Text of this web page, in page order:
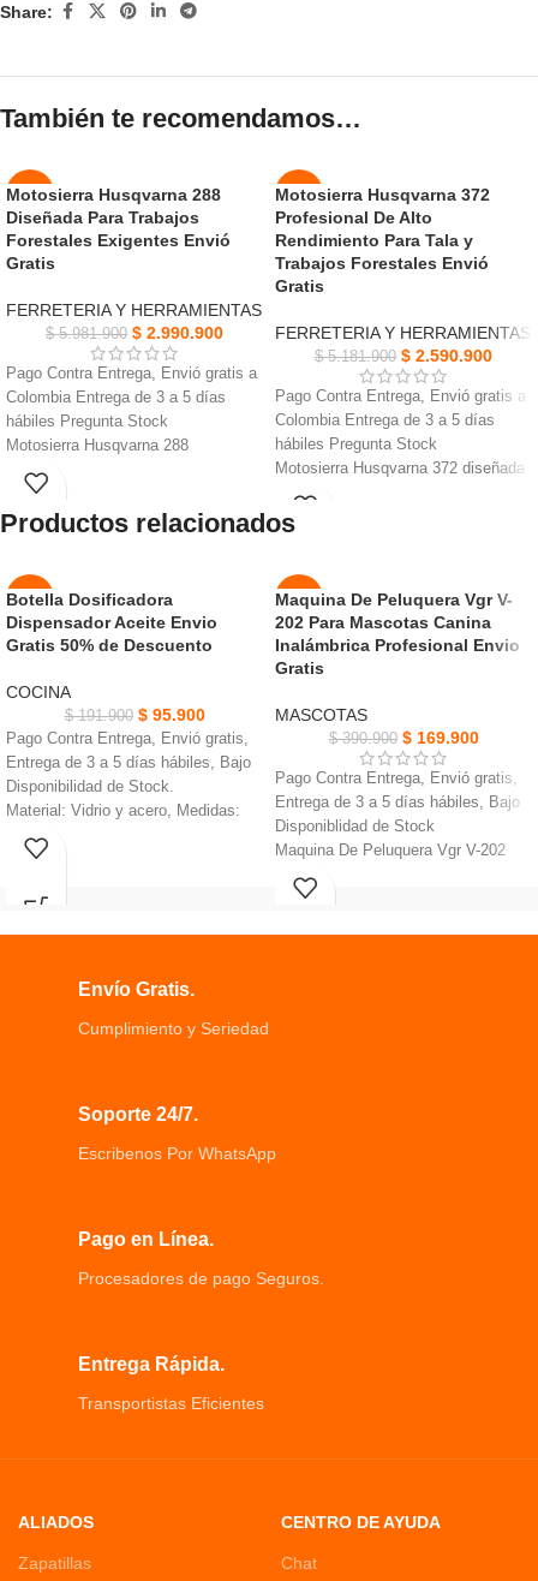
Share:
También te recomendamos…
-50%
Motosierra Husqvarna 288
Diseñada Para Trabajos
Forestales Exigentes Envió
Gratis
FERRETERIA Y HERRAMIENTAS
$5.981.900 $ 2.990.900
Pago Contra Entrega, Envió gratis a
Colombia Entrega de 3 a 5 días
hábiles Pregunta Stock
Motosierra Husqvarna 288
profesional de gran cilindrada,
diseñada para trabajos forestales
Excelente relación potencia/peso
Para trabajos forestales exigentes,
tala de árboles grandes y corte
intensivo de madera
-50%
Motosierra Husqvarna 372
Profesional De Alto
Rendimiento Para Tala y
Trabajos Forestales Envió
Gratis
FERRETERIA Y HERRAMIENTAS
$5.181.900 $ 2.590.900
Pago Contra Entrega, Envió gratis a
Colombia Entrega de 3 a 5 días
hábiles Pregunta Stock
Motosierra Husqvarna 372 diseñada
para tala, apeo y trabajos forestales
intensivos
prolonga la vida útil
Potente, resistente y confiable, con
excelente capacidad de corte y gran
durabilidad
excelente capacidad de corte y
construcción robusta
Productos relacionados
-50%
NUEVO
Botella Dosificadora
Dispensador Aceite Envio
Gratis 50% de Descuento
COCINA
$191.900 $95.900
Pago Contra Entrega, Envió gratis,
Entrega de 3 a 5 días hábiles, Bajo
Disponibilidad de Stock.
Material: Vidrio y acero, Medidas:
28x6cm, Volumen: 500ml.
Botella Dosificadora Dispensador
Resistente y duradero, sin BPA y
respetuoso con el medio ambiente.
inoxidable de alta calidad.
-57%
NUEVO
Maquina De Peluquera Vgr V-
202 Para Mascotas Canina
Inalámbrica Profesional Envio
Gratis
MASCOTAS
$390.900 $169.900
Pago Contra Entrega, Envió gratis,
Entrega de 3 a 5 días hábiles, Bajo
Disponiblidad de Stock
Maquina De Peluquera Vgr V-202
Para Mascotas Equipa con motor de
alto rendimiento
Envío Gratis.
Cumplimiento y Seriedad
Soporte 24/7.
Escribenos Por WhatsApp
Pago en Línea.
Procesadores de pago Seguros.
Entrega Rápida.
Transportistas Eficientes
ALIADOS
Zapatillas
CENTRO DE AYUDA
Chat